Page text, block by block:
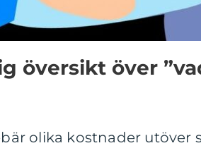
översikt över
olika kostnader utöver